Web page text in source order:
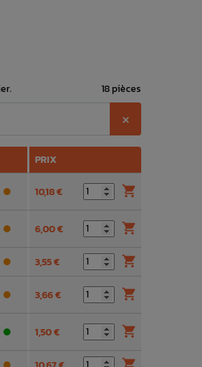
18 pièces
⨉
PRIX
10,18 € 
6,00 € 
3,55 € 
3,66 € 
1,50 € 